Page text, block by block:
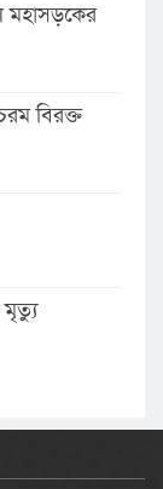
মহাসড়কের
বিরক্ত
মৃত্যু